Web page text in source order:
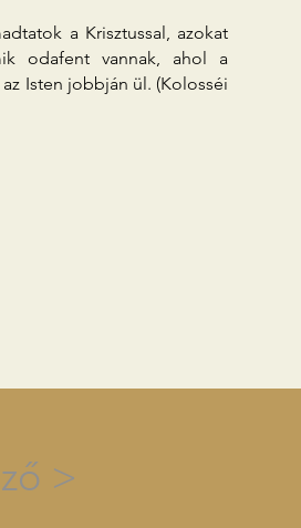
a Krisztussal, azokat
odafent vannak, ahol a
az Isten jobbján ül. (Kolosséi
>